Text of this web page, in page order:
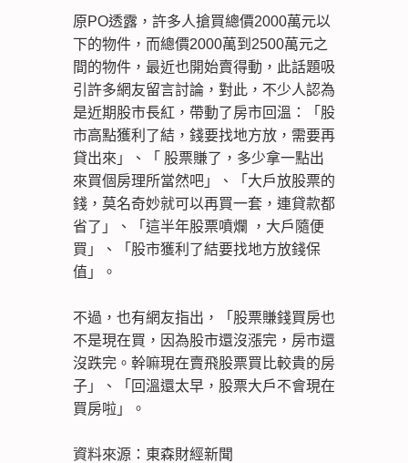
原PO透露，許多人搶買總價2000萬元以
下的物件，而總價2000萬到2500萬元之
間的物件，最近也開始賣得動，此話題吸
引許多網友留言討論，對此，不少人認為
是近期股市長紅，帶動了房市回溫：「股
市高點獲利了結，錢要找地方放，需要再
貸出來」、「 股票賺了，多少拿一點出
來買個房理所當然吧」、「大戶放股票的
錢，莫名奇妙就可以再買一套，連貸款都
省了」、「這半年股票噴爛 ，大戶隨便
買」、「股市獲利了結要找地方放錢保
值」。
不過，也有網友指出，「股票賺錢買房也
不是現在買，因為股市還沒漲完，房市還
沒跌完。幹嘛現在賣飛股票買比較貴的房
子」、「回溫還太早，股票大戶不會現在
買房啦」。
資料來源：東森財經新聞